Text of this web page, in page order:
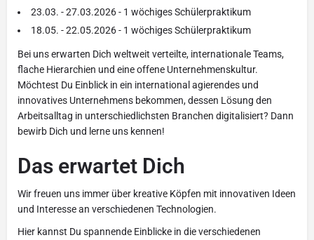
23.03. - 27.03.2026 - 1 wöchiges Schülerpraktikum
18.05. - 22.05.2026 - 1 wöchiges Schülerpraktikum
Bei uns erwarten Dich weltweit verteilte, internationale Teams,
flache Hierarchien und eine offene Unternehmenskultur.
Möchtest Du Einblick in ein international agierendes und
innovatives Unternehmens bekommen, dessen Lösung den
Arbeitsalltag in unterschiedlichsten Branchen digitalisiert? Dann
bewirb Dich und lerne uns kennen!
Das erwartet Dich
Wir freuen uns immer über kreative Köpfen mit innovativen Ideen
und Interesse an verschiedenen Technologien.
Hier kannst Du spannende Einblicke in die verschiedenen